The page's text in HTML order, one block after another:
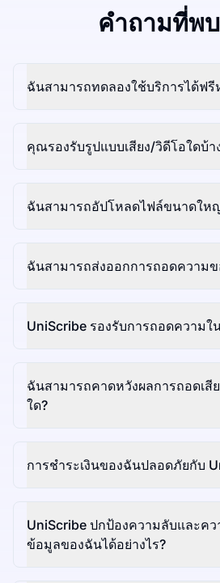
คำถามที่พ
ฉันสามารถทดลองใช้บริการได้ฟรี
คุณรองรับรูปแบบเสียง/วิดีโอใดบ้า
ฉันสามารถอัปโหลดไฟล์ขนาดให
ฉันสามารถส่งออกการถอดความ
UniScribe รองรับการถอดความใ
ฉันสามารถคาดหวังผลการถอดเสี
ใด?
การชำระเงินของฉันปลอดภัยกับ
UniScribe ปกป้องความลับและค
ข้อมูลของฉันได้อย่างไร?